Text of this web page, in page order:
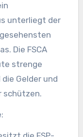
unterliegt der
Die FSCA
strenge
Gelder und
schützen.